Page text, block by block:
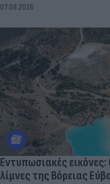
07.08.2026
Εντυπωσιακές
λίμνες της Βόρειας